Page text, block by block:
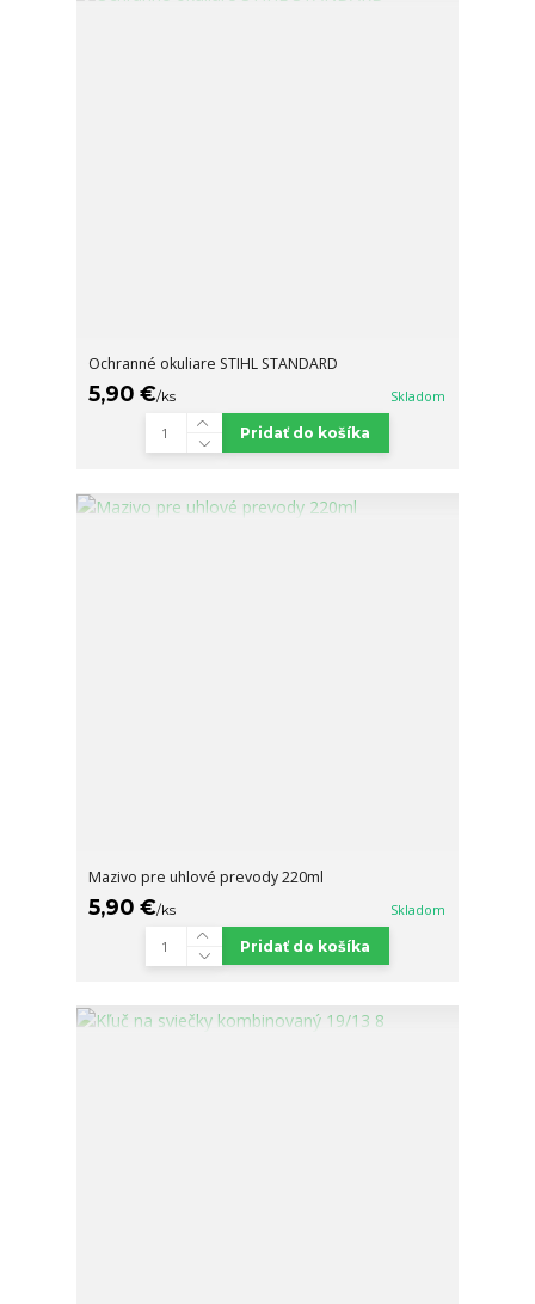
Ochranné okuliare STIHL STANDARD
5,90 €/ks Skladom
Pridať do košíka
Mazivo pre uhlové prevody 220ml
5,90 €/ks Skladom
Pridať do košíka